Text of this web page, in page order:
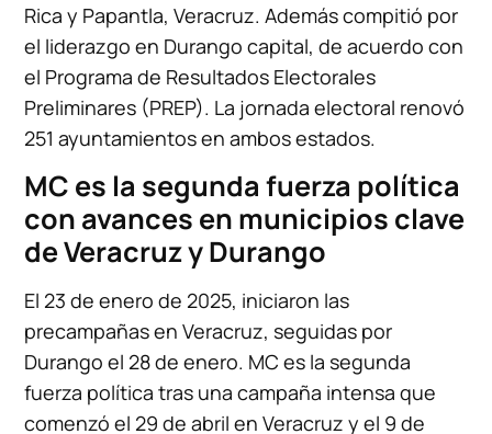
Rica y Papantla, Veracruz. Además compitió por
el liderazgo en Durango capital, de acuerdo con
el Programa de Resultados Electorales
Preliminares (PREP). La jornada electoral renovó
251 ayuntamientos en ambos estados.
MC es la segunda fuerza política
con avances en municipios clave
de Veracruz y Durango
El 23 de enero de 2025, iniciaron las
precampañas en Veracruz, seguidas por
Durango el 28 de enero. MC es la segunda
fuerza política tras una campaña intensa que
comenzó el 29 de abril en Veracruz y el 9 de